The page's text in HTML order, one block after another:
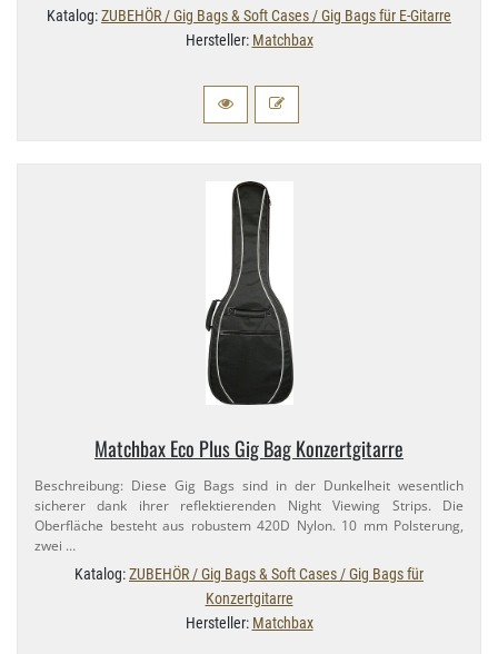
Katalog:ZUBEHÖR / Gig Bags & Soft Cases / Gig Bags für E-Gitarre
Hersteller: Matchbax
Matchbax Eco Plus Gig Bag Konzertgitarre
Beschreibung: Diese Gig Bags sind in der Dunkelheit wesentlich
sicherer dank ihrer reflektierenden Night Viewing Strips. Die
Oberfläche besteht aus robustem 420D Nylon. 10 mm Polsterung,
zwei …
Katalog:ZUBEHÖR / Gig Bags & Soft Cases / Gig Bags für
Konzertgitarre
Hersteller: Matchbax